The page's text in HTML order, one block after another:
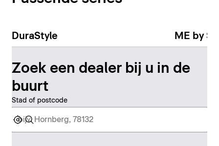
DuraStyle ME by
Zoek een dealer bij u in de
buurt
Stad of postcode